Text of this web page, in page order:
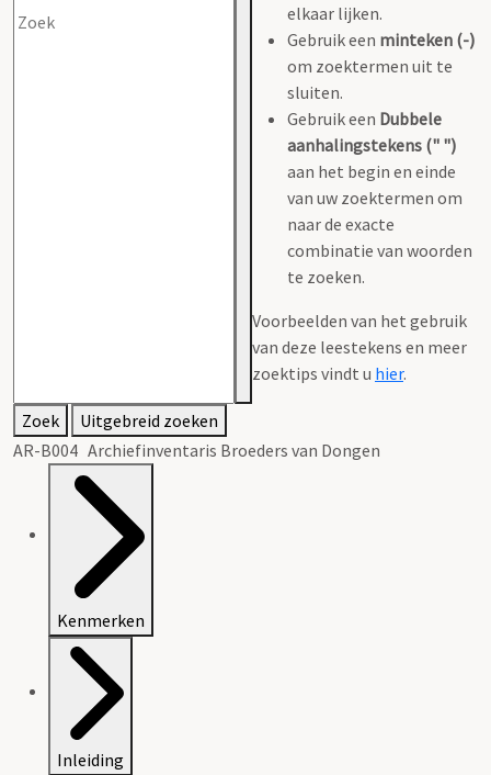
elkaar lijken.
Gebruik een minteken (-)
om zoektermen uit te
sluiten.
Gebruik een Dubbele
aanhalingstekens (" ")
aan het begin en einde
van uw zoektermen om
naar de exacte
combinatie van woorden
te zoeken.
Voorbeelden van het gebruik
van deze leestekens en meer
zoektips vindt u hier.
Zoek
Uitgebreid zoeken
AR-B004 Archiefinventaris Broeders van Dongen
Kenmerken
Inleiding